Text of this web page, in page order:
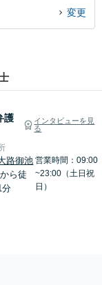
変更
護
インタビューを見
る
路御池
から徒
分
営業時間：09:00
~23:00（土日祝
日）